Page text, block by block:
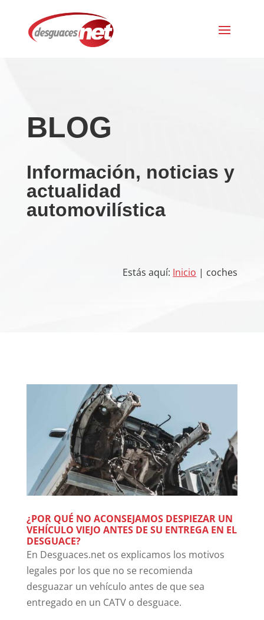
BLOG
Información, noticias y
actualidad
automovilística
Estás aquí: Inicio | coches
¿POR QUÉ NO ACONSEJAMOS DESPIEZAR UN
VEHÍCULO VIEJO ANTES DE SU ENTREGA EN EL
DESGUACE?
En Desguaces.net os explicamos los motivos
legales por los que no se recomienda
desguazar un vehículo antes de que sea
entregado en un CATV o desguace.